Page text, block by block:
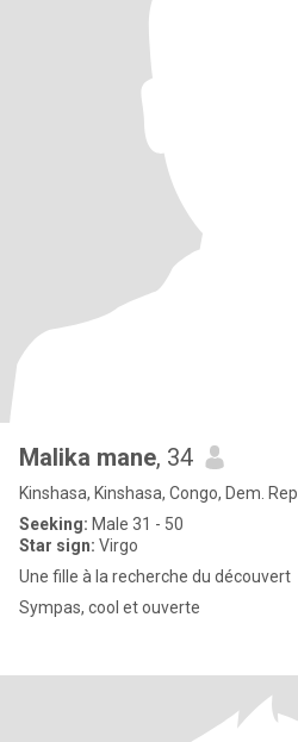
Malika mane, 34
Kinshasa, Kinshasa, Congo, Dem. Rep
Seeking: Male 31 - 50
Star sign: Virgo
Une fille à la recherche du découvert
Sympas, cool et ouverte